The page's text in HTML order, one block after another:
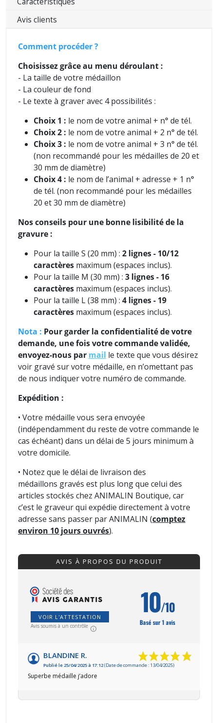
Avis clients
Comment procéder ?
Choisissez grâce au menu déroulant :
- La taille de votre médaillon
- La couleur de fond
- Le texte à graver avec 4 possibilités :
Choix 1 : le nom de votre animal + n° de tél.
Choix 2 : le nom de votre animal + 2 n° de tél.
Choix 3 : le nom de votre animal + 3 n° de tél.
(non recommandé pour les médailles de 20 et
30 mm de diamètre)
Choix 4 : le nom de l’animal + adresse + 1 n°
de tél. (non recommandé pour les médailles
20 et 30 mm de diamètre)
Nos conseils pour une bonne lisibilité de la
gravure :
Pour la taille S (20 mm) : 2 lignes - 10/12
caractères maximum (espaces inclus).
Pour la taille M (30 mm) : 3 lignes- 16
caractères maximum (espaces inclus).
Pour la taille L (38 mm) : 4 lignes - 19
caractères maximum (espaces inclus).
Nota : Pour garder la confidentialité de votre
demande, une fois votre commande validée,
envoyez-nous par mail le texte que vous désirez
voir gravé sur votre médaille, en n’omettant pas
de nous indiquer votre numéro de commande.
Expédition :
• Votre médaille vous sera envoyée
(indépendamment du reste de votre commande le
cas échéant) dans un délai de 5 jours minimum à
votre domicile.
• Notez que le délai de livraison des
médaillons gravés est plus long que celui des
articles stockés chez ANIMALIN Boutique, car
c’est le graveur qui expédie directement à votre
adresse sans passer par ANIMALIN (comptez
environ 10 jours ouvrés).
AVIS À PROPOS DU PRODUIT
VOIR L'ATTESTATION
Avis soumis à un contrôle
10/10
Basé sur 1 avis
BLANDINE R.
Publié le 25/04/2025 à 17:12(Date de commande : 13/04/2025)
Superbe médaille j’adore